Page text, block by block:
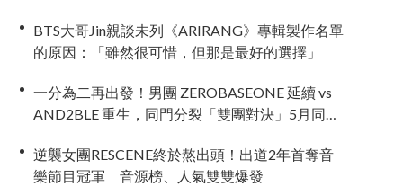
BTS大哥Jin親談未列《ARIRANG》專輯製作名單
的原因：「雖然很可惜，但那是最好的選擇」
一分為二再出發！男團 ZEROBASEONE 延續 vs
AND2BLE 重生，同門分裂「雙團對決」5月同時
逆襲女團RESCENE終於熬出頭！出道2年首奪音
樂節目冠軍 音源榜、人氣雙雙爆發